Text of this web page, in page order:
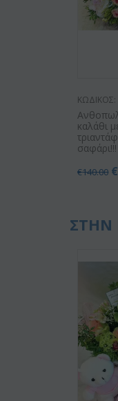
ΚΩΔΙΚΟΣ:
καλάθι
σαφάρι!!!
€140.00 €
ΣΤΗΝ